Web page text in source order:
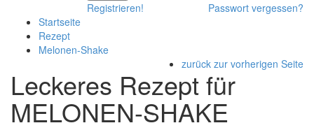
Registrieren!
Passwort vergessen?
Startseite
Rezept
Melonen-Shake
zurück zur vorherigen Seite
Leckeres Rezept für
MELONEN-SHAKE